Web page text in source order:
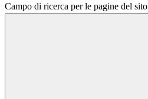
Campo di ricerca per le pagine del sito